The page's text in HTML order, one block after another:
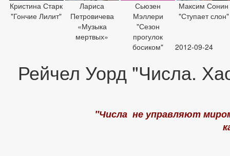
Кристина Старк
"Гончие Лилит"
Лариса
Петровичева
«Музыка
мертвых»
Сьюзен
Мэллери
"Сезон
прогулок
босиком"
Максим Сонин
"Ступает слон"
2012-09-24
Рейчел Уорд "Числа.
"Числа не управляют